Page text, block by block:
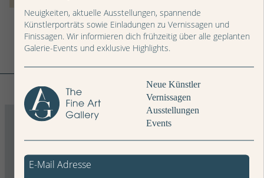
Weitere Bilder
Neuigkeiten, aktuelle Ausstellungen, spannende
Künstlerporträts sowie Einladungen zu Vernissagen und
Finissagen. Wir informieren dich frühzeitig über alle geplanten
Galerie-Events und exklusive Highlights.
Neue Künstler
Vernissagen
Ausstellungen
Events